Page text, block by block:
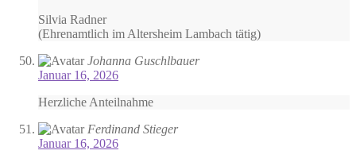
Silvia Radner
(Ehrenamtlich im Altersheim Lambach tätig)
Johanna Guschlbauer
Januar 16, 2026
Herzliche Anteilnahme
Ferdinand Stieger
Januar 16, 2026